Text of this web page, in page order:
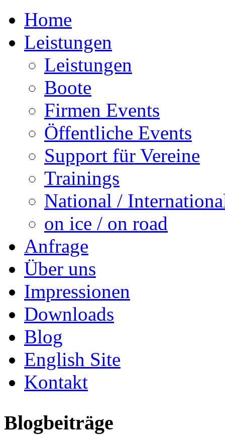
Home
Leistungen
Leistungen
Boote
Firmen Events
Öffentliche Events
Support für Vereine
Trainings
National /
on ice / on road
Anfrage
Über uns
Impressionen
Downloads
Blog
English Site
Kontakt
Blogbeiträge